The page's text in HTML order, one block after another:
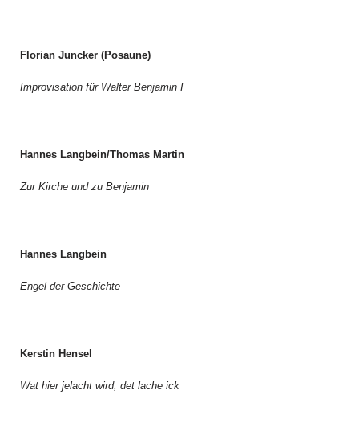
Florian Juncker (Posaune)
Improvisation für Walter Benjamin I
Hannes Langbein/Thomas Martin
Zur Kirche und zu Benjamin
Hannes Langbein
Engel der Geschichte
Kerstin Hensel
Wat hier jelacht wird, det lache ick